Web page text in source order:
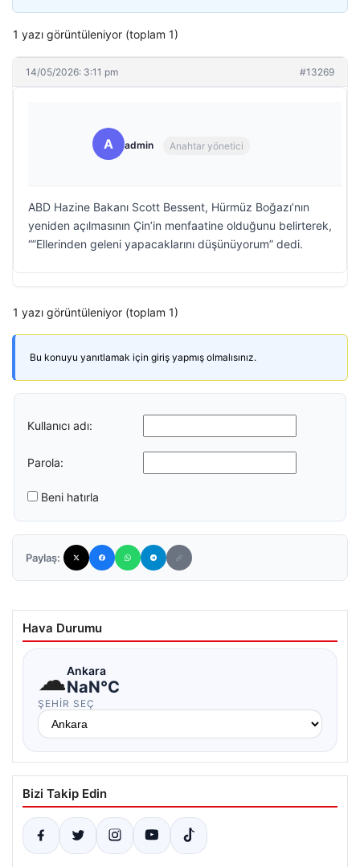
1 yazı görüntüleniyor (toplam 1)
14/05/2026: 3:11 pm #13269
A admin Anahtar yönetici
ABD Hazine Bakanı Scott Bessent, Hürmüz Boğazı’nın
yeniden açılmasının Çin’in menfaatine olduğunu belirterek,
“”Ellerinden geleni yapacaklarını düşünüyorum” dedi.
1 yazı görüntüleniyor (toplam 1)
Bu konuyu yanıtlamak için giriş yapmış olmalısınız.
Kullanıcı adı:
Parola:
Beni hatırla
Paylaş:
Hava Durumu
☁Ankara
NaN°C
ŞEHIR SEÇ
Bizi Takip Edin